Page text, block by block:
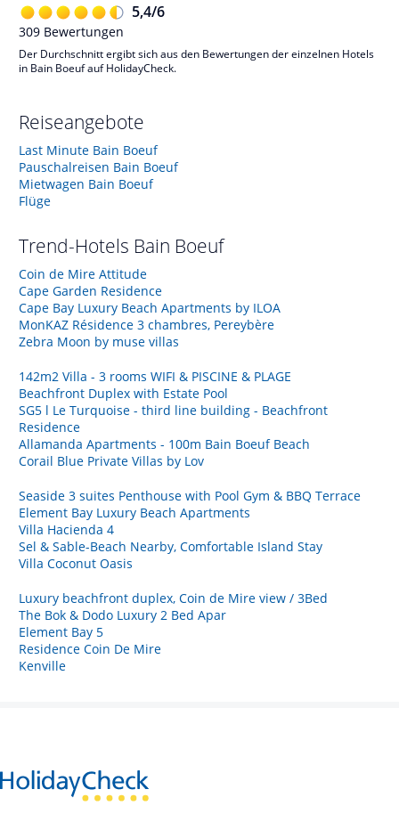
5,4/6
309 Bewertungen
Der Durchschnitt ergibt sich aus den Bewertungen der einzelnen Hotels
in Bain Boeuf auf HolidayCheck.
Reiseangebote
Last Minute Bain Boeuf
Pauschalreisen Bain Boeuf
Mietwagen Bain Boeuf
Flüge
Trend-Hotels Bain Boeuf
Coin de Mire Attitude
Cape Garden Residence
Cape Bay Luxury Beach Apartments by ILOA
MonKAZ Résidence 3 chambres, Pereybère
Zebra Moon by muse villas
142m2 Villa - 3 rooms WIFI & PISCINE & PLAGE
Beachfront Duplex with Estate Pool
SG5 l Le Turquoise - third line building - Beachfront
Residence
Allamanda Apartments - 100m Bain Boeuf Beach
Corail Blue Private Villas by Lov
Seaside 3 suites Penthouse with Pool Gym & BBQ Terrace
Element Bay Luxury Beach Apartments
Villa Hacienda 4
Sel & Sable-Beach Nearby, Comfortable Island Stay
Villa Coconut Oasis
Luxury beachfront duplex, Coin de Mire view / 3Bed
The Bok & Dodo Luxury 2 Bed Apar
Element Bay 5
Residence Coin De Mire
Kenville